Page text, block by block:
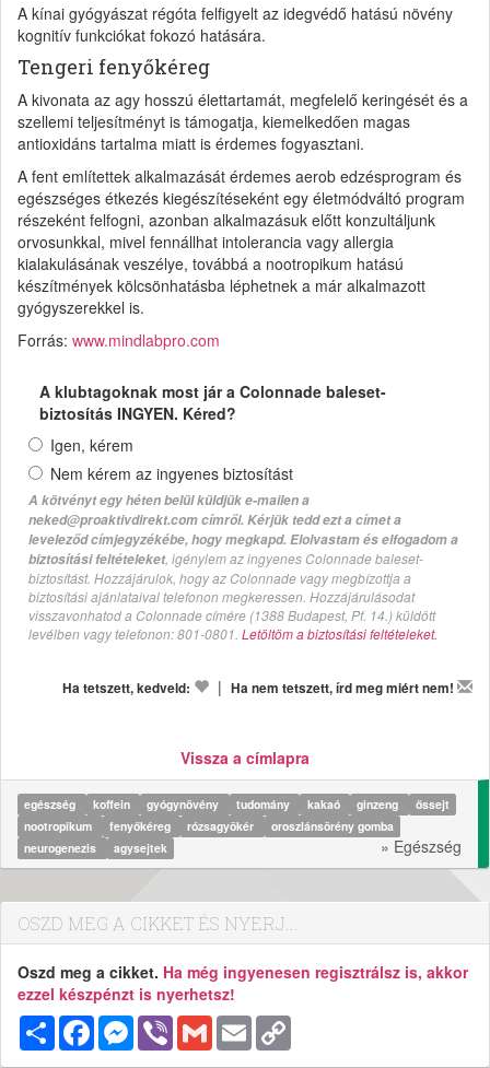
A kínai gyógyászat régóta felfigyelt az idegvédő hatású növény
kognitív funkciókat fokozó hatására.
Tengeri fenyőkéreg
A kivonata az agy hosszú élettartamát, megfelelő keringését és a
szellemi teljesítményt is támogatja, kiemelkedően magas
antioxidáns tartalma miatt is érdemes fogyasztani.
A fent említettek alkalmazását érdemes aerob edzésprogram és
egészséges étkezés kiegészítéseként egy életmódváltó program
részeként felfogni, azonban alkalmazásuk előtt konzultáljunk
orvosunkkal, mivel fennállhat intolerancia vagy allergia
kialakulásának veszélye, továbbá a nootropikum hatású
készítmények kölcsönhatásba léphetnek a már alkalmazott
gyógyszerekkel is.
Forrás: www.mindlabpro.com
A klubtagoknak most jár a Colonnade baleset-
biztosítás INGYEN. Kéred?
Igen, kérem
Nem kérem az ingyenes biztosítást
A kötvényt egy héten belül küldjük e-mailen a
neked@proaktivdirekt.com címről. Kérjük tedd ezt a címet a
leveleződ címjegyzékébe, hogy megkapd. Elolvastam és elfogadom a
biztosítási feltételeket, igénylem az ingyenes Colonnade baleset-
biztosítást. Hozzájárulok, hogy az Colonnade vagy megbízottja a
biztosítási ajánlataival telefonon megkeressen. Hozzájárulásodat
visszavonhatod a Colonnade címére (1388 Budapest, Pf. 14.) küldött
levélben vagy telefonon: 801-0801. Letöltöm a biztosítási feltételeket.
Ha tetszett, kedveld: | Ha nem tetszett, írd meg miért nem!
Vissza a címlapra
egészség koffein gyógynövény tudomány kakaó ginzeng
őssejt
nootropikum
fenyőkéreg rózsagyökér
oroszlánsörény gomba
neurogenezis
agysejtek » Egészség
OSZD MEG A CIKKET ÉS NYERJ...
Oszd meg a cikket. Ha még ingyenesen regisztrálsz is, akkor
ezzel készpénzt is nyerhetsz!
MegosztásFacebookMessenger
Viber Gmail Email